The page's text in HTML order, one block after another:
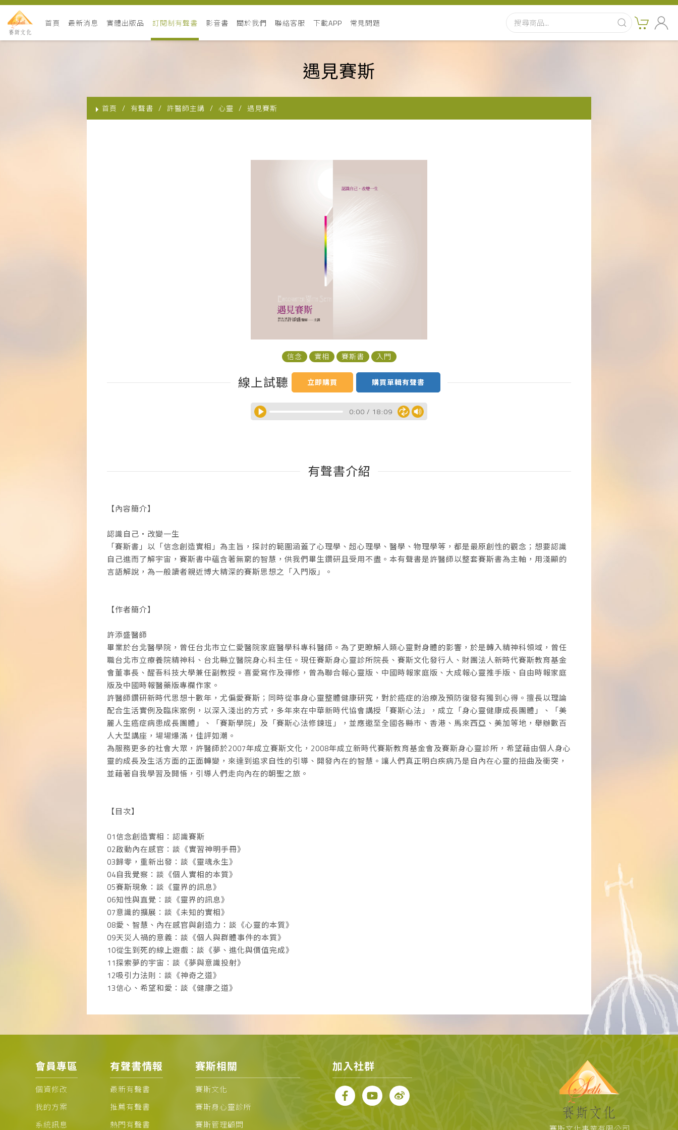
首頁 最新消息 實體出版品 訂閱制有聲書 影音書 關於我們 聯絡客服 下載APP 常見問題
遇見賽斯
首頁 有聲書 許醫師主講 心靈 遇見賽斯
信念 實相 賽斯書 入門
線上試聽 立即購買 購買單輯有聲書
0:00 / 18:09
有聲書介紹
【內容簡介】
認識自己‧改變一生
「賽斯書」以「信念創造實相」為主旨，探討的範圍涵蓋了心理學、超心理學、醫學、物理學等，都是最原創性的觀念；想要認識
自己進而了解宇宙，賽斯書中蘊含著無窮的智慧，供我們畢生鑽研且受用不盡。本有聲書是許醫師以整套賽斯書為主軸，用淺顯的
言語解說，為一般讀者親近博大精深的賽斯思想之「入門版」。
【作者簡介】
許添盛醫師
畢業於台北醫學院，曾任台北市立仁愛醫院家庭醫學科專科醫師。為了更瞭解人類心靈對身體的影響，於是轉入精神科領域，曾任
職台北市立療養院精神科、台北縣立醫院身心科主任。現任賽斯身心靈診所院長、賽斯文化發行人、財團法人新時代賽斯教育基金
會董事長、醒吾科技大學兼任副教授。喜愛寫作及禪修，曾為聯合報心靈版、中國時報家庭版、大成報心靈推手版、自由時報家庭
版及中國時報醫藥版專欄作家。
許醫師鑽研新時代思想十數年，尤偏愛賽斯；同時從事身心靈整體健康研究，對於癌症的治療及預防復發有獨到心得。擅長以理論
配合生活實例及臨床案例，以深入淺出的方式，多年來在中華新時代協會講授「賽斯心法」，成立「身心靈健康成長團體」、「美
麗人生癌症病患成長團體」、「賽斯學院」及「賽斯心法修鍊班」，並應邀至全國各縣市、香港、馬來西亞、美加等地，舉辦數百
人大型講座，場場爆滿，佳評如潮。
為服務更多的社會大眾，許醫師於2007年成立賽斯文化，2008年成立新時代賽斯教育基金會及賽斯身心靈診所，希望藉由個人身心
靈的成長及生活方面的正面轉變，來達到追求自性的引導、開發內在的智慧。讓人們真正明白疾病乃是自內在心靈的扭曲及衝突，
並藉著自我學習及開悟，引導人們走向內在的朝聖之旅。
【目次】
01信念創造實相：認識賽斯
02啟動內在感官：談《實習神明手冊》
03歸零，重新出發：談《靈魂永生》
04自我覺察：談《個人實相的本質》
05賽斯現象：談《靈界的訊息》
06知性與直覺：談《靈界的訊息》
07意識的擴展：談《未知的實相》
08愛、智慧、內在感官與創造力：談《心靈的本質》
09天災人禍的意義：談《個人與群體事件的本質》
10從生到死的線上遊戲：談《夢、進化與價值完成》
11探索夢的宇宙：談《夢與意識投射》
12吸引力法則：談《神奇之道》
13信心、希望和愛：談《健康之道》
會員專區
個資修改
我的方案
系統訊息
有聲書情報
最新有聲書
推薦有聲書
熱門有聲書
賽斯相關
賽斯文化
賽斯身心靈診所
賽斯管理顧問
加入社群